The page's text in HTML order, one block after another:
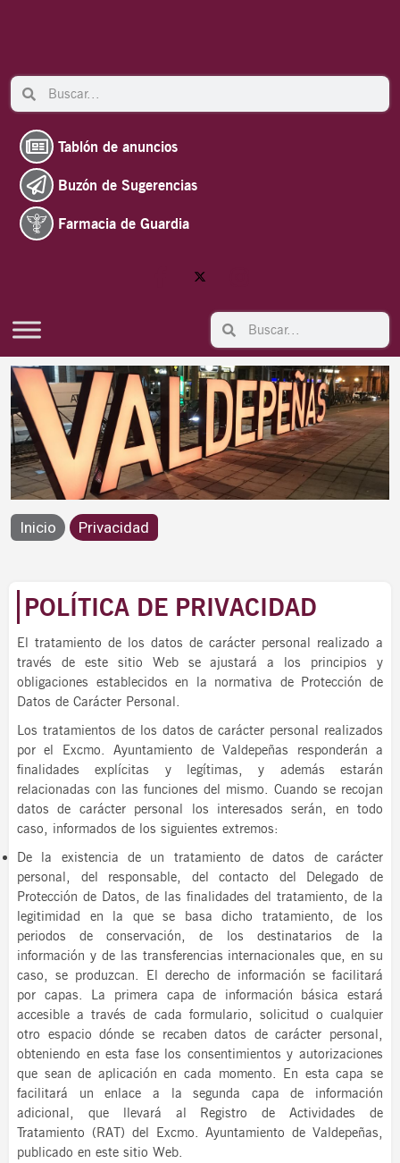
Search Search
Tablón de anuncios
Buzón de Sugerencias
Farmacia de Guardia
Search Search
Privacidad
Inicio Privacidad
POLÍTICA DE PRIVACIDAD
El tratamiento de los datos de carácter personal realizado a
través de este sitio Web se ajustará a los principios y
obligaciones establecidos en la normativa de Protección de
Datos de Carácter Personal.
Los tratamientos de los datos de carácter personal realizados
por el Excmo. Ayuntamiento de Valdepeñas responderán a
finalidades explícitas y legítimas, y además estarán
relacionadas con las funciones del mismo. Cuando se recojan
datos de carácter personal los interesados serán, en todo
caso, informados de los siguientes extremos:
De la existencia de un tratamiento de datos de carácter
personal, del responsable, del contacto del Delegado de
Protección de Datos, de las finalidades del tratamiento, de la
legitimidad en la que se basa dicho tratamiento, de los
periodos de conservación, de los destinatarios de la
información y de las transferencias internacionales que, en su
caso, se produzcan. El derecho de información se facilitará
por capas. La primera capa de información básica estará
accesible a través de cada formulario, solicitud o cualquier
otro espacio dónde se recaben datos de carácter personal,
obteniendo en esta fase los consentimientos y autorizaciones
que sean de aplicación en cada momento. En esta capa se
facilitará un enlace a la segunda capa de información
adicional, que llevará al Registro de Actividades de
Tratamiento (RAT) del Excmo. Ayuntamiento de Valdepeñas,
publicado en este sitio Web.